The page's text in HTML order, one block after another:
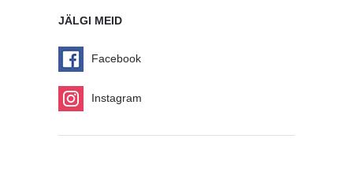
JÄLGI MEID
Facebook
Instagram